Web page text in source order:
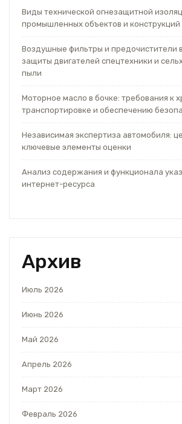
Виды технической огнезащитной
промышленных объектов и конструкций
Воздушные фильтры и предочистители
защиты двигателей спецтехники и
пыли
Моторное масло в бочке: требования к
транспортировке и обеспечению
Независимая экспертиза автомобиля:
ключевые элементы оценки
Анализ содержания и функционала
интернет-ресурса
Архив
Июль 2026
Июнь 2026
Май 2026
Апрель 2026
Март 2026
Февраль 2026